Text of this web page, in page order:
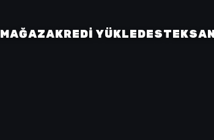
MAĞAZAKREDI YÜKLEDESTEK